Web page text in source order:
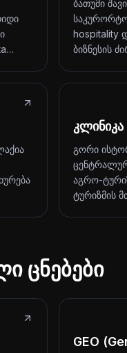
ბათუმი
hospitality
ბიზნესის
გორი
აგრო-
ტურიზმის
ცნებები
GEO